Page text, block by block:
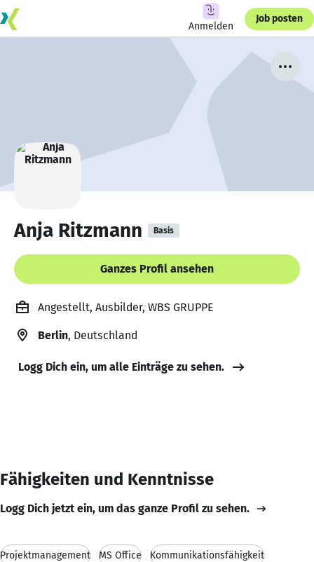
Anmelden
Job posten
Anja Ritzmann Basis
Ganzes Profil ansehen
Angestellt, Ausbilder, WBS GRUPPE
Berlin, Deutschland
Logg Dich ein, um alle Einträge zu sehen.
Fähigkeiten und Kenntnisse
Logg Dich jetzt ein, um das ganze Profil zu sehen.
Projektmanagement MS Office Kommunikationsfähigkeit